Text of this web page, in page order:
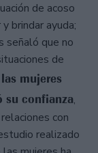
de acoso
brindar ayuda;
señaló que no
de
mujeres
su confianza,
con
realizado